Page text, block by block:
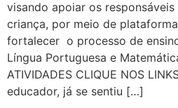
visando apoiar os
criança, por meio de
fortalecer o processo de
Língua Portuguesa e
ATIVIDADES CLIQUE NOS
educador, já se sentiu […]